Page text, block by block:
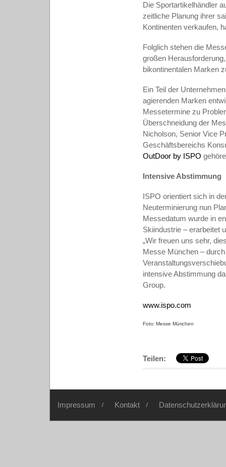
Die Sportartikelhändler
zeitliche Planung ihrer
Kontinenten verkaufen,
Folglich stehen die
großen
bikontinentalen Marken
Ein Teil der
agierenden Marken
Messetermine zu
Überschneidung der
Nicholson, Senior Vice
Geschäftsbereichs
OutDoor by ISPO
Intensive Abstimmung
ISPO orientiert sich in
Neuterminierung nun
Messedatum wurde in
Skiindustrie – erarbeitet
„Wir freuen uns sehr,
Messe München –
intensive Abstimmung
Group.
www.ispo.com
Foto: Messe München
Teilen:
Impressum Kontakt